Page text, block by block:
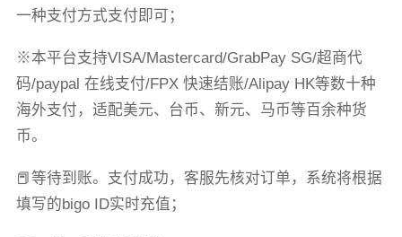
一种支付方式支付即可；
※本平台支持VISA/Mastercard/GrabPay SG/超商代
码/paypal 在线支付/FPX 快速结账/Alipay HK等数十种
海外支付，适配美元、台币、新元、马币等百余种货
币。
📕等待到账。支付成功，客服先核对订单，系统将根据
填写的bigo ID实时充值；